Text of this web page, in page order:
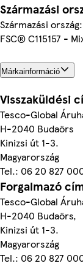
Származási
Származási
FSC® C115157 -
Márkainformáció
Visszaküldési
Tesco-Global
H-2040 Budaörs
Kinizsi út 1-3.
Magyarország
Tel.: 06 20 827
Forgalmazó
Tesco-Global
H-2040 Budaörs,
Kinizsi út 1-3.
Magyarország
Tel.: 06 20 827